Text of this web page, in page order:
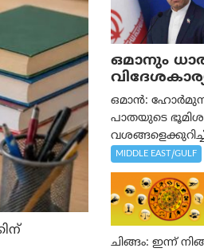
ഒമാനും
ഒമാന്‍: ഹോർമുസ്
പാതയുടെ
MIDDLE EAST/GULF
ചിങ്ങം: ഇന്ന്